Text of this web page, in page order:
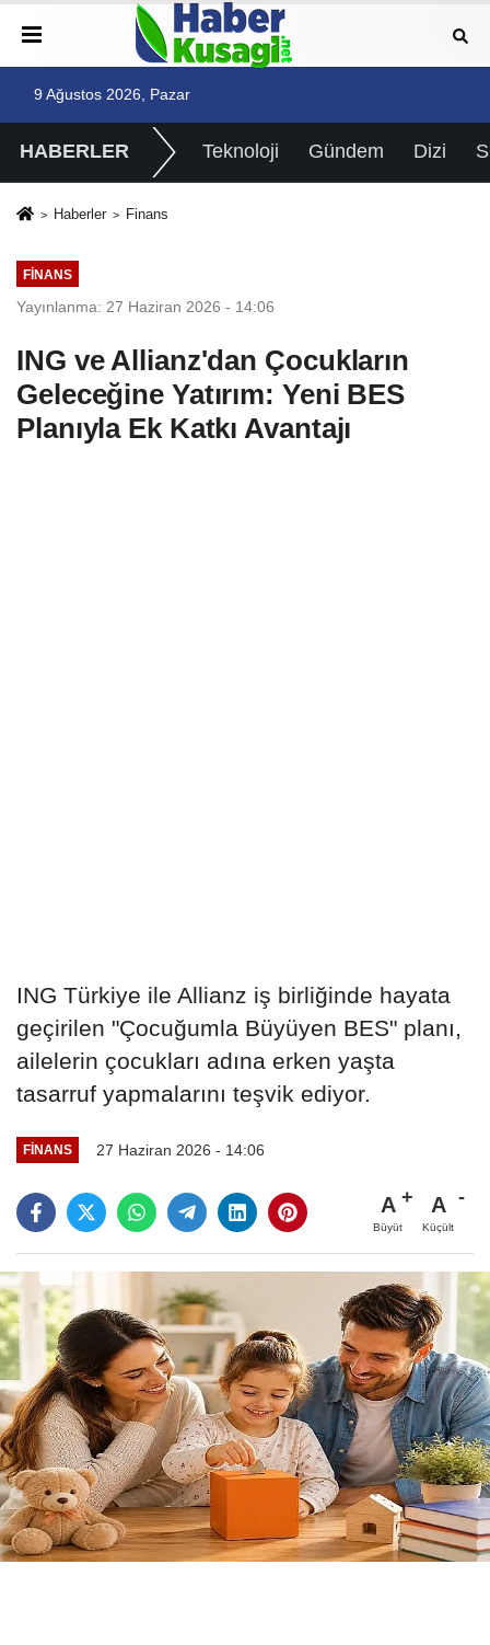
9 Ağustos 2026, Pazar
HABERLER Teknoloji Gündem Dizi
Haberler Finans
FINANS
Yayınlanma: 27 Haziran 2026 - 14:06
ING ve Allianz'dan Çocukların
Geleceğine Yatırım: Yeni BES
Planıyla Ek Katkı Avantajı
ING Türkiye ile Allianz iş birliğinde hayata
geçirilen "Çocuğumla Büyüyen BES" planı,
ailelerin çocukları adına erken yaşta
tasarruf yapmalarını teşvik ediyor.
FINANS 27 Haziran 2026 - 14:06
A
Büyüt
A
Küçült